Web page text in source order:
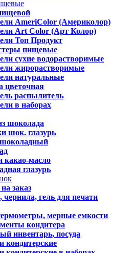
AmeriColor (Америколор)
Art Color (Арт Колор)
Топ Продукт
пищевые
сухие водорастворимые
жирорастворимые
натуральные
цветочная
распылитель
в наборах
шоколада
шок. глазурь
какао-масло
глазурь
заказ
чернила, гель для печати
мерные емкости
кондитера
инвентарь, посуда
кондитерские